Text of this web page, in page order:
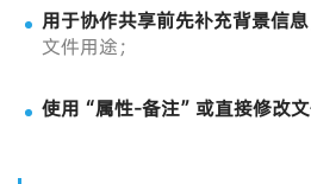
用于协作共享前先补充背景信息
文件用途；
使用“属性-备注”或直接修改